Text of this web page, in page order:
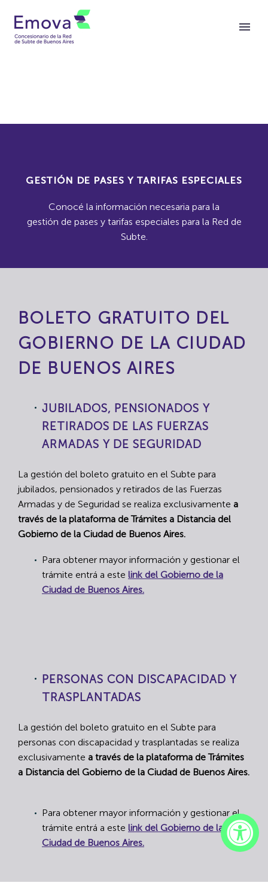
GESTIÓN DE PASES Y TARIFAS ESPECIALES
Conocé la información necesaria para la
gestión de pases y tarifas especiales para la Red de
Subte.
BOLETO GRATUITO DEL
GOBIERNO DE LA CIUDAD
DE BUENOS AIRES
JUBILADOS, PENSIONADOS Y
RETIRADOS DE LAS FUERZAS
ARMADAS Y DE SEGURIDAD
La gestión del boleto gratuito en el Subte para
jubilados, pensionados y retirados de las Fuerzas
Armadas y de Seguridad se realiza exclusivamente a
través de la plataforma de Trámites a Distancia del
Gobierno de la Ciudad de Buenos Aires.
Para obtener mayor información y gestionar el
trámite entrá a este link del Gobierno de la
Ciudad de Buenos Aires.
PERSONAS CON DISCAPACIDAD Y
TRASPLANTADAS
La gestión del boleto gratuito en el Subte para
personas con discapacidad y trasplantadas se realiza
exclusivamente a través de la plataforma de Trámites
a Distancia del Gobierno de la Ciudad de Buenos Aires.
Para obtener mayor información y gestionar el
trámite entrá a este link del Gobierno de la
Ciudad de Buenos Aires.